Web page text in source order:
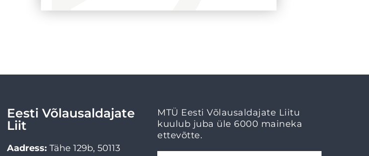
Eesti Võlausaldajate
Liit
Aadress: Tähe 129b, 50113
MTÜ Eesti Võlausaldajate Liitu
kuulub juba üle 6000 maineka
ettevõtte.